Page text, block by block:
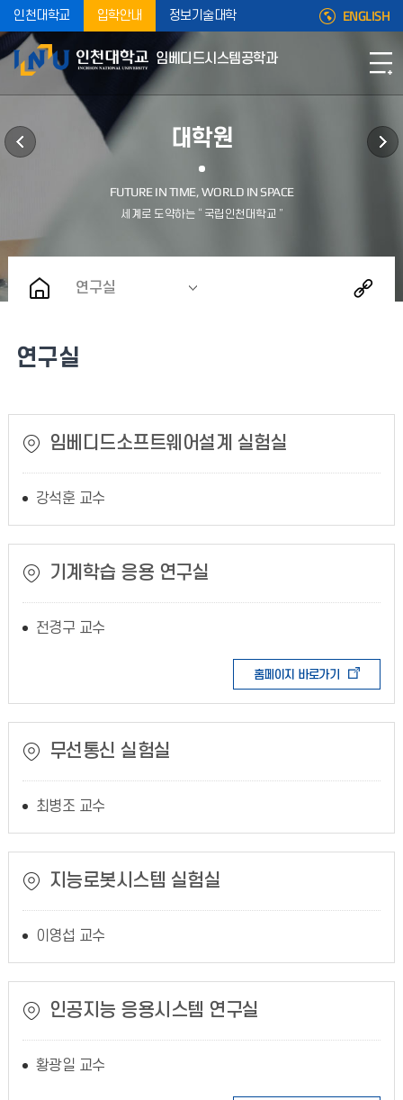
인천대학교 입학안내 정보기술대학 ENGLISH
임베디드시스템공학과
대학원
연구실
연구실
임베디드소프트웨어설계 실험실
강석훈 교수
기계학습 응용 연구실
전경구 교수
홈페이지 바로가기
무선통신 실험실
최병조 교수
지능로봇시스템 실험실
이영섭 교수
인공지능 응용시스템 연구실
황광일 교수